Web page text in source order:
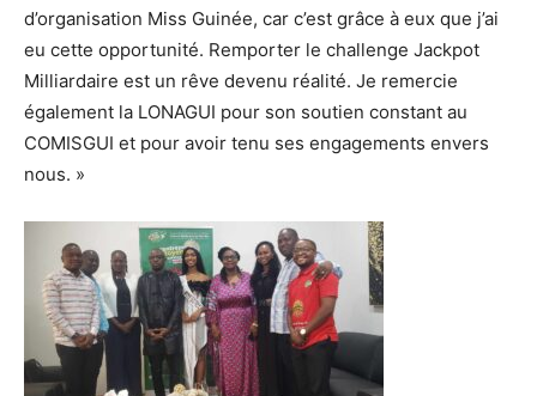
d’organisation Miss Guinée, car c’est grâce à eux que j’ai
eu cette opportunité. Remporter le challenge Jackpot
Milliardaire est un rêve devenu réalité. Je remercie
également la LONAGUI pour son soutien constant au
COMISGUI et pour avoir tenu ses engagements envers
nous. »